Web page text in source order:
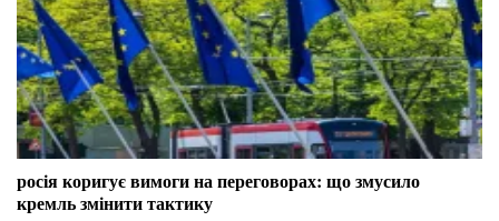
росія коригує вимоги на переговорах: що змусило
кремль змінити тактику